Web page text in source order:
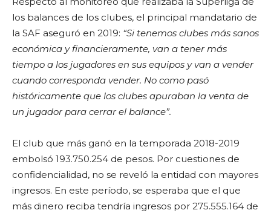
los balances de los clubes, el principal mandatario de
la SAF aseguró en 2019: “Si tenemos clubes más sanos
económica y financieramente, van a tener más
tiempo a los jugadores en sus equipos y van a vender
cuando corresponda vender. No como pasó
históricamente que los clubes apuraban la venta de
un jugador para cerrar el balance”.
El club que más ganó en la temporada 2018-2019
embolsó 193.750.254 de pesos. Por cuestiones de
confidencialidad, no se reveló la entidad con mayores
ingresos. En este período, se esperaba que el que
más dinero reciba tendría ingresos por 275.555.164 de